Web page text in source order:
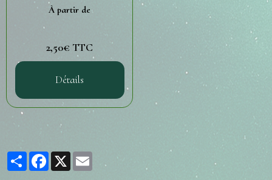
À partir de
2,50€ TTC
Détails
PartagerFacebook
X